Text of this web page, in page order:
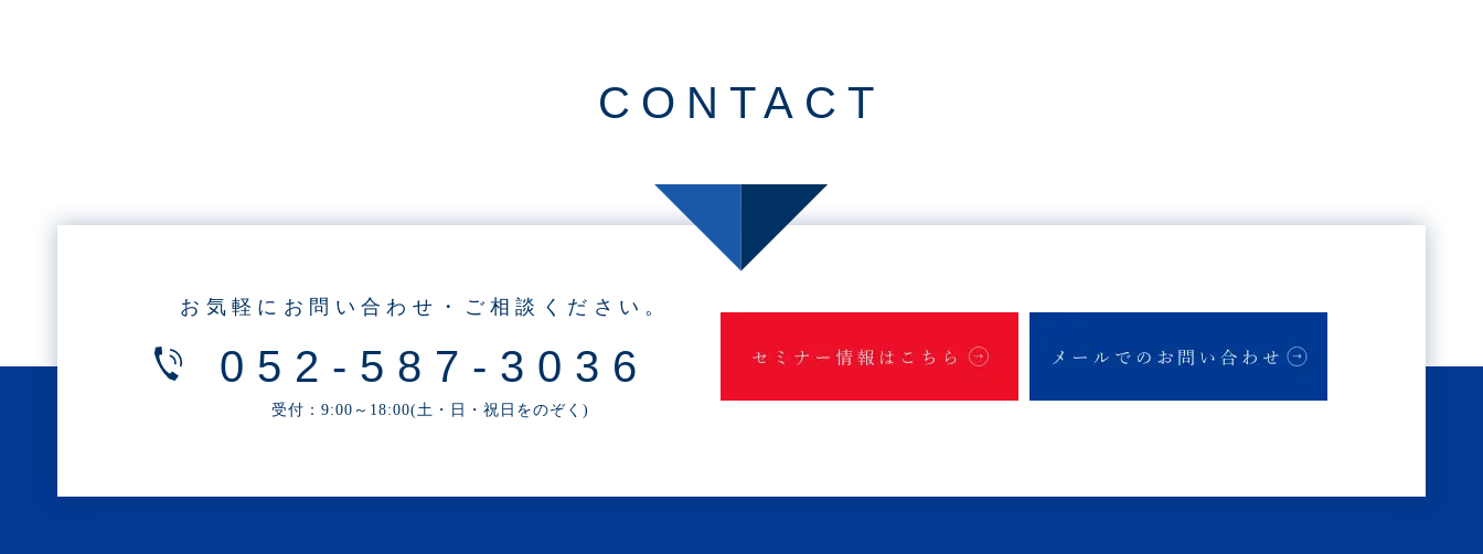
・2025年2月(3記事)
・2024年12月(2記事)
・2024年10月(3記事)
・2024年9月(4記事)
CONTACT
お気軽にお問い合わせ・ご相談ください。
052-587-3036
受付：9:00～18:00(土・日・祝日をのぞく)